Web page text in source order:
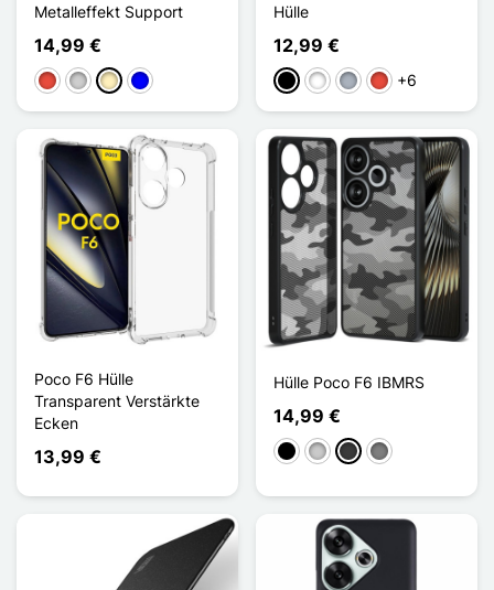
Metalleffekt Support
14,99 €
Rot SilberGolden
Blau
Hülle
12,99 €
Schwarz
WeißGrauRot +6
Poco F6 Hülle
Transparent Verstärkte
Ecken
13,99 €
Hülle Poco F6 IBMRS
14,99 €
SchwarzTransparent
Dunkelgrau
Gris Transparent